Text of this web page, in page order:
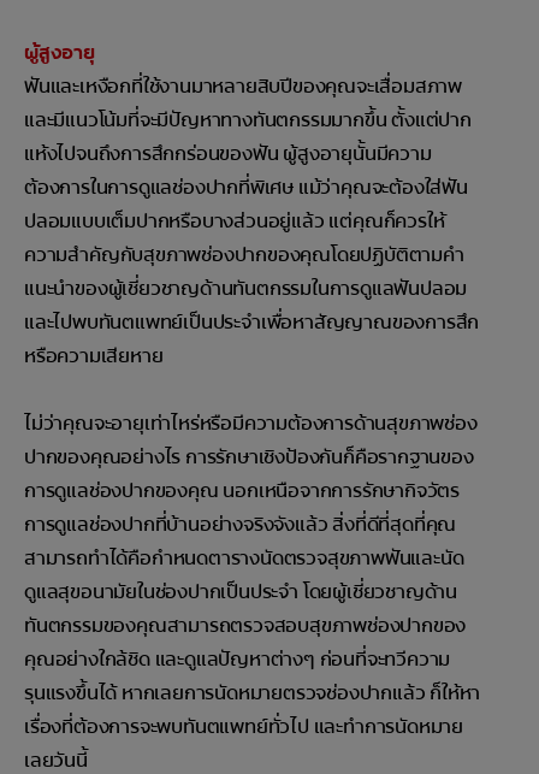
ผู้สูงอายุ
ฟันและเหงือกที่ใช้งานมาหลายสิบปีของคุณจะเสื่อมสภาพ
และมีแนวโน้มที่จะมีปัญหาทางทันตกรรมมากขึ้น ตั้งแต่ปาก
แห้งไปจนถึงการสึกกร่อนของฟัน ผู้สูงอายุนั้นมีความ
ต้องการในการดูแลช่องปากที่พิเศษ แม้ว่าคุณจะต้องใส่ฟัน
ปลอมแบบเต็มปากหรือบางส่วนอยู่แล้ว แต่คุณก็ควรให้
ความสำคัญกับสุขภาพช่องปากของคุณโดยปฏิบัติตามคำ
แนะนำของผู้เชี่ยวชาญด้านทันตกรรมในการดูแลฟันปลอม
และไปพบทันตแพทย์เป็นประจำเพื่อหาสัญญาณของการสึก
หรือความเสียหาย
ไม่ว่าคุณจะอายุเท่าไหร่หรือมีความต้องการด้านสุขภาพช่อง
ปากของคุณอย่างไร การรักษาเชิงป้องกันก็คือรากฐานของ
การดูแลช่องปากของคุณ นอกเหนือจากการรักษากิจวัตร
การดูแลช่องปากที่บ้านอย่างจริงจังแล้ว สิ่งที่ดีที่สุดที่คุณ
สามารถทำได้คือกำหนดตารางนัดตรวจสุขภาพฟันและนัด
ดูแลสุขอนามัยในช่องปากเป็นประจำ โดยผู้เชี่ยวชาญด้าน
ทันตกรรมของคุณสามารถตรวจสอบสุขภาพช่องปากของ
คุณอย่างใกล้ชิด และดูแลปัญหาต่างๆ ก่อนที่จะทวีความ
รุนแรงขึ้นได้ หากเลยการนัดหมายตรวจช่องปากแล้ว ก็ให้หา
เรื่องที่ต้องการจะพบทันตแพทย์ทั่วไป และทำการนัดหมาย
เลยวันนี้